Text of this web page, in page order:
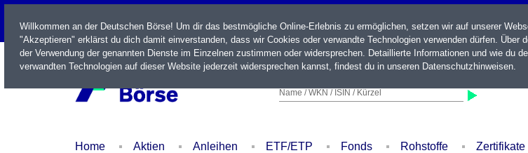
LIVE
Name / WKN / ISIN / Kürzel
Home Aktien Anleihen ETF/ETP Fonds Rohstoffe Zertifikate
Willkommen an der Deutschen Börse! Um dir das bestmögliche Online-Erlebnis zu ermöglichen, setzen wir auf unserer
"Akzeptieren" erklärst du dich damit einverstanden, dass wir Cookies oder verwandte Technologien verwenden dürfen. Über
der Verwendung der genannten Dienste im Einzelnen zustimmen oder widersprechen. Detaillierte Informationen und wie du
verwandten Technologien auf dieser Website jederzeit widersprechen kannst, findest du in unseren Datenschutzhinweisen.